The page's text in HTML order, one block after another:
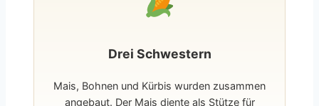
Drei Schwestern
Mais, Bohnen und Kürbis wurden zusammen
angebaut. Der Mais diente als Stütze für